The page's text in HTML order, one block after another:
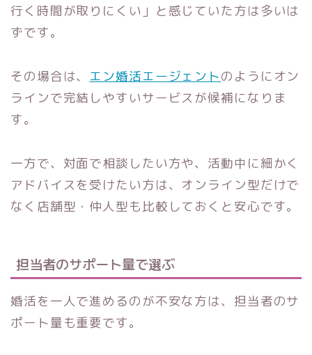
行く時間が取りにくい」と感じていた方は多いは
ずです。
その場合は、 エン婚活エージェントのようにオン
ラインで完結しやすいサービスが候補になりま
す。
一方で、対面で相談したい方や、活動中に細かく
アドバイスを受けたい方は、オンライン型だけで
なく店舗型・仲人型も比較しておくと安心です。
担当者のサポート量で選ぶ
婚活を一人で進めるのが不安な方は、担当者のサ
ポート量も重要です。